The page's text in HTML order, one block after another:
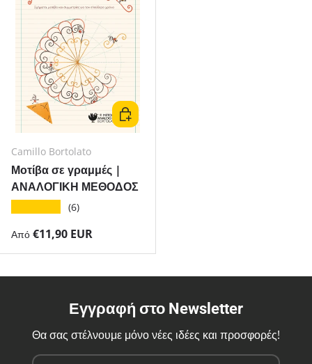
Camillo Bortolato
Μοτίβα σε γραμμές |
ΑΝΑΛΟΓΙΚΗ ΜΕΘΟΔΟΣ
(6)
Κανονική τιμή
Από €11,90 EUR
Επιλέξτε μορφή
Εγγραφή στο Newsletter
Θα σας στέλνουμε μόνο νέες ιδέες και προσφορές!